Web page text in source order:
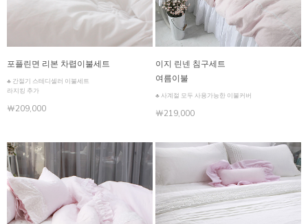
포플린면 리본 차렵이불세트
♣ 간절기 스테디셀러 이불세트
라지킹 추가
￦209,000
이지 린넨 침구세트
여름이불
♣ 사계절 모두 사용가능한 이불커버
￦219,000